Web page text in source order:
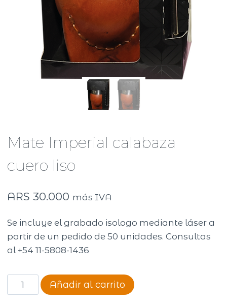
Mate Imperial calabaza
cuero liso
ARS 30.000 más IVA
Se incluye el grabado isologo mediante láser a
partir de un pedido de 50 unidades. Consultas
al +54 11-5808-1436
Mate
Imperial
Añadir al carrito